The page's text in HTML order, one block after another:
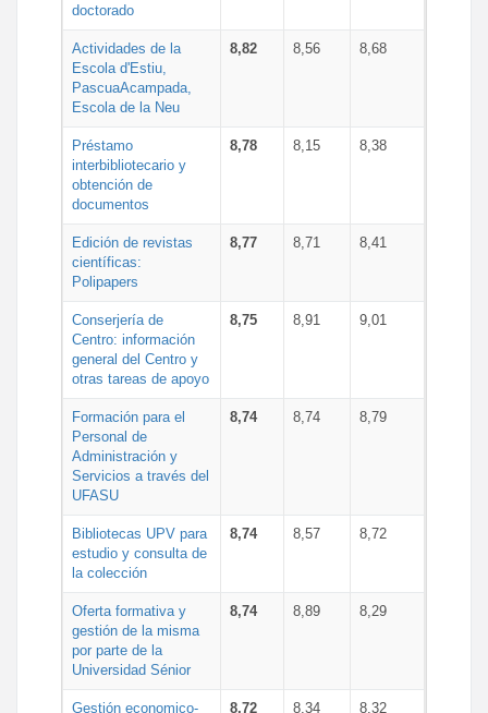
doctorado
Actividades de la
Escola d'Estiu,
PascuaAcampada,
Escola de la Neu
8,82 8,56 8,68
Préstamo
interbibliotecario y
obtención de
documentos
8,78 8,15 8,38
Edición de revistas
científicas:
Polipapers
8,77 8,71 8,41
Conserjería de
Centro: información
general del Centro y
otras tareas de apoyo
8,75 8,91 9,01
Formación para el
Personal de
Administración y
Servicios a través del
UFASU
8,74 8,74 8,79
Bibliotecas UPV para
estudio y consulta de
la colección
8,74 8,57 8,72
Oferta formativa y
gestión de la misma
por parte de la
Universidad Sénior
8,74 8,89 8,29
Gestión economico- 8,72 8,34 8,32